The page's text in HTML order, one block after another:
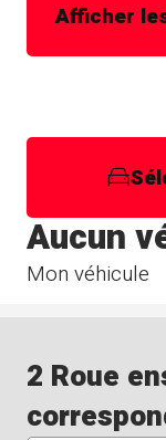
Afficher
Mon véhicule
Aucun
2 Roue